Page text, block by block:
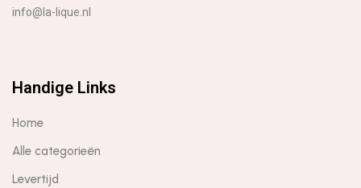
info@la-lique.nl
Handige Links
Home
Alle categorieën
Levertijd